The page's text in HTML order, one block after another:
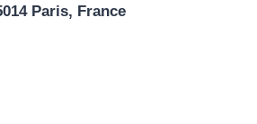
Paris, France